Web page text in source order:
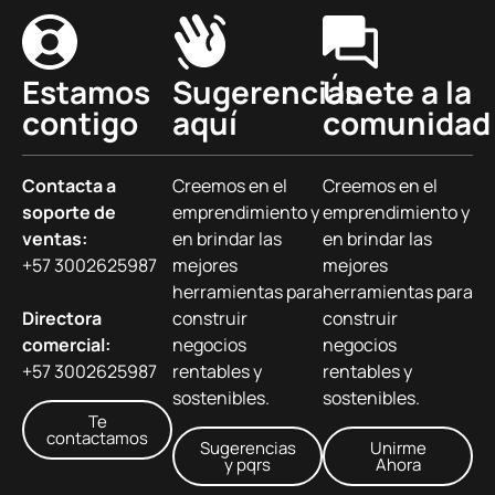
Estamos
contigo
Contacta a
soporte de
ventas:
+57 3002625987
Directora
comercial:
+57 3002625987
Te
contactamos
Sugerencias
aquí
Creemos en el
emprendimiento y
en brindar las
mejores
herramientas para
construir
negocios
rentables y
sostenibles.
Sugerencias
y pqrs
Únete a la
comunidad
Creemos en el
emprendimiento y
en brindar las
mejores
herramientas para
construir
negocios
rentables y
sostenibles.
Unirme
Ahora